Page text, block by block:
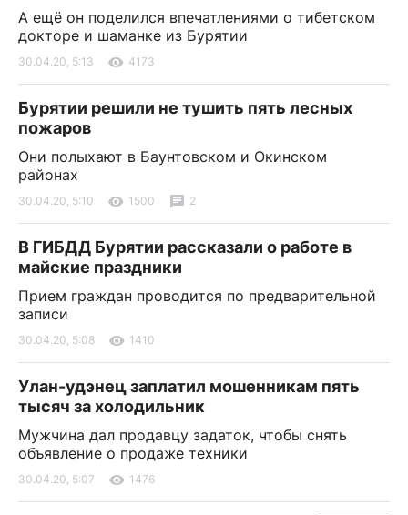
А ещё он поделился впечатлениями о тибетском
докторе и шаманке из Бурятии
30.04.20, 5:13 4173
Бурятии решили не тушить пять лесных
пожаров
Они полыхают в Баунтовском и Окинском
районах
30.04.20, 5:10 1500 2
В ГИБДД Бурятии рассказали о работе в
майские праздники
Прием граждан проводится по предварительной
записи
30.04.20, 5:08 1410
Улан-удэнец заплатил мошенникам пять
тысяч за холодильник
Мужчина дал продавцу задаток, чтобы снять
объявление о продаже техники
30.04.20, 5:07 1476